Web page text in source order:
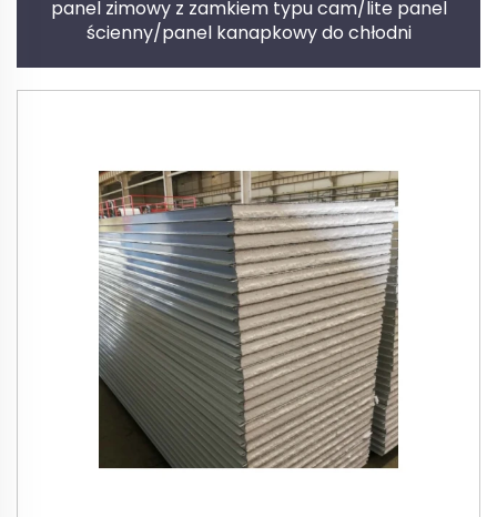
panel zimowy z zamkiem typu cam/lite panel
ścienny/panel kanapkowy do chłodni